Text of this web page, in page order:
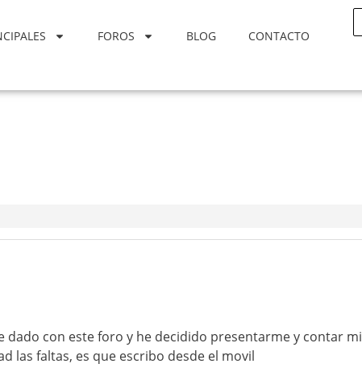
FOROS BLOG CONTACTO
dado con este foro y he decidido presentarme y contar mi
las faltas, es que escribo desde el movil